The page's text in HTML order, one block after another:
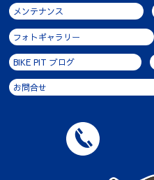
メンテナンス
フォトギャラリー
BIKE PIT ブログ
お問合せ